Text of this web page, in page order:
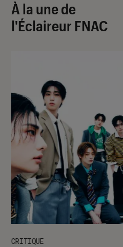
À la une de
l'Éclaireur FNAC
CRITIQUE